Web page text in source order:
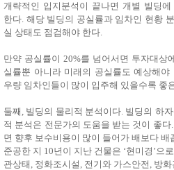
개략적인 입지분석이 끝나면 개별 빌딩
한다. 해당 빌딩의 공실률과 임차인 현황
실 상태도 점검해야 한다.
만약 공실률이 20%를 넘어서면 투자대상
실률뿐 아니라 미래의 공실률도 예상해
우량 임차인들이 많이 입주해 있을수록 좋
둘째, 빌딩의 물리적 분석이다. 빌딩의 하
적 분석은 전문가의 도움을 받는 것이 좋
면 향후 보수비용이 많이 들어가 배보다 배
준공한 지 10년이 지난 건물은 ‘현미경’으
관상태, 정화조시설, 전기와 가스안전, 방